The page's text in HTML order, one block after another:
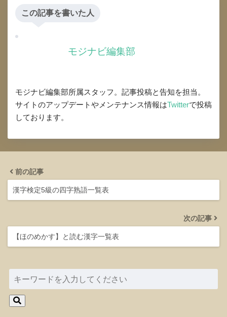
この記事を書いた人
モジナビ編集部
モジナビ編集部所属スタッフ。記事投稿と告知を担当。
サイトのアップデートやメンテナンス情報はTwitterで投稿
しております。
前の記事
漢字検定5級の四字熟語一覧表
次の記事
【ほのめかす】と読む漢字一覧表